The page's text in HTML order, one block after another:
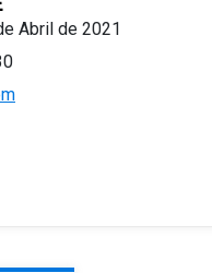
Abril de 2021